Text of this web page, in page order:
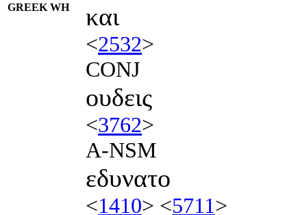
GREEK WH και
<2532>
CONJ
ουδεις
<3762>
A-NSM
εδυνατο
<1410> <5711>